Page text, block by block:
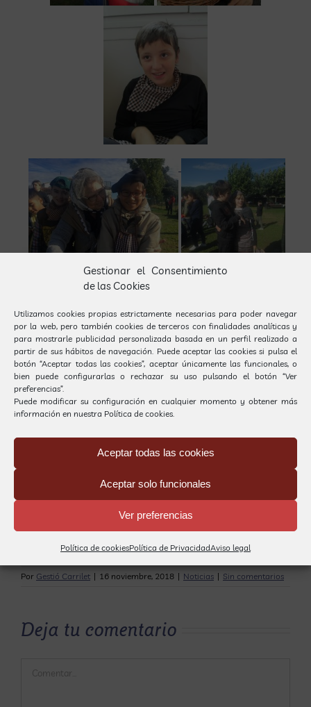
Gestionar el Consentimiento
de las Cookies
Utilizamos cookies propias estrictamente necesarias para poder navegar
por la web, pero también cookies de terceros con finalidades analíticas y
para mostrarle publicidad personalizada basada en un perfil realizado a
partir de sus hábitos de navegación. Puede aceptar las cookies si pulsa el
botón “Aceptar todas las cookies”, aceptar únicamente las funcionales, o
bien puede configurarlas o rechazar su uso pulsando el botón “Ver
preferencias”.
Puede modificar su configuración en cualquier momento y obtener más
información en nuestra Política de cookies.
Aceptar todas las cookies
Aceptar solo funcionales
Ver preferencias
Política de cookiesPolítica de PrivacidadAviso legal
¡HA SIDO UN DÍA MUY DIVERTIDO!
Por Gestió Carrilet | 16 noviembre, 2018 | Noticias | Sin comentarios
Deja tu comentario
Comentar